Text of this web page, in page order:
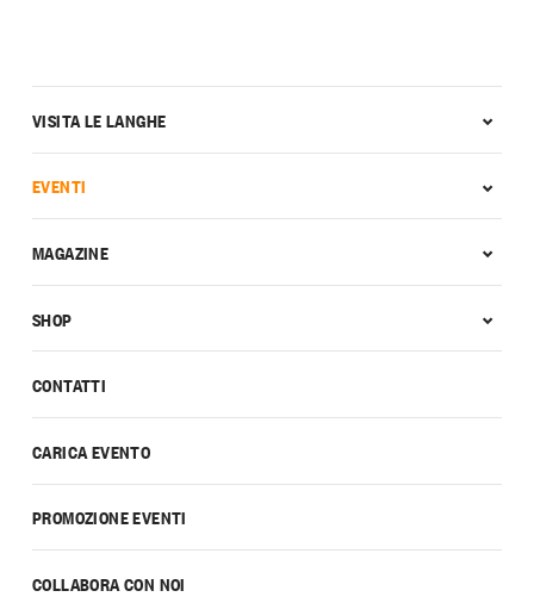
CONTATTI
CARICA EVENTO
PROMOZIONE EVENTI
COLLABORA CON NOI
VISITA LE LANGHE
EVENTI
MAGAZINE
SHOP